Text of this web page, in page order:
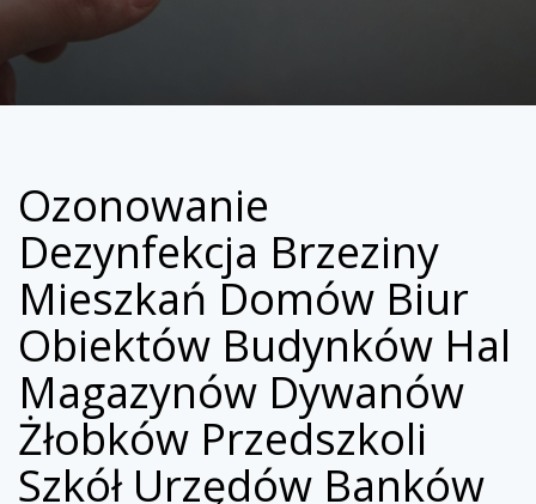
Ozonowanie
Dezynfekcja Brzeziny
Mieszkań Domów Biur
Obiektów Budynków Hal
Magazynów Dywanów
Żłobków Przedszkoli
Szkół Urzędów Banków